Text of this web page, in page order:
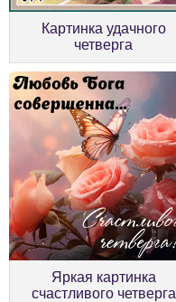
Картинка удачного
четверга
Яркая картинка
счастливого четверга